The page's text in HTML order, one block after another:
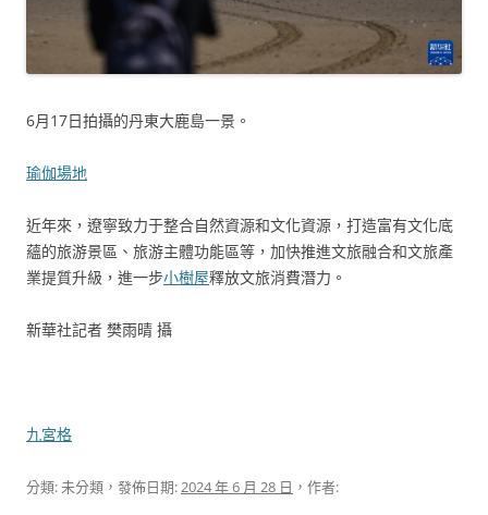
6月17日拍攝的丹東大鹿島一景。
瑜伽場地
近年來，遼寧致力于整合自然資源和文化資源，打造富有文化底
蘊的旅游景區、旅游主體功能區等，加快推進文旅融合和文旅產
業提質升級，進一步小樹屋釋放文旅消費潛力。
新華社記者 樊雨晴 攝
九宮格
分類: 未分類，發佈日期:2024 年 6 月 28 日 ，作者: